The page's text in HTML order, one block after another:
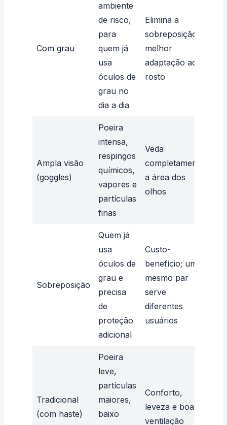
Com grau
ambiente
de risco,
para
quem já
usa
óculos de
grau no
dia a dia
Elimina a
sobreposição;
melhor
adaptação ao
rosto
Ampla visão
(goggles)
Poeira
intensa,
respingos
químicos,
vapores e
partículas
finas
Veda
completamente
a área dos
olhos
Sobreposição
Quem já
usa
óculos de
grau e
precisa
de
proteção
adicional
Custo-
benefício; um
mesmo par
serve
diferentes
usuários
Tradicional
(com haste)
Poeira
leve,
partículas
maiores,
baixo
Conforto,
leveza e boa
ventilação